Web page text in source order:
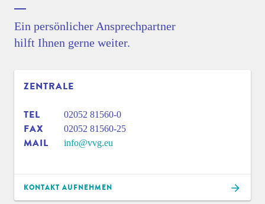
Ein persönlicher Ansprechpartner
hilft Ihnen gerne weiter.
ZENTRALE
TEL
02052 81560-0
FAX 02052 81560-25
MAIL info@vvg.eu
KONTAKT AUFNEHMEN